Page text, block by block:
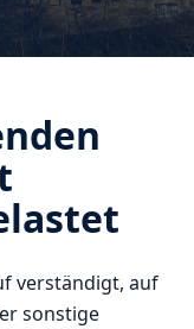
verständigt, auf
sonstige